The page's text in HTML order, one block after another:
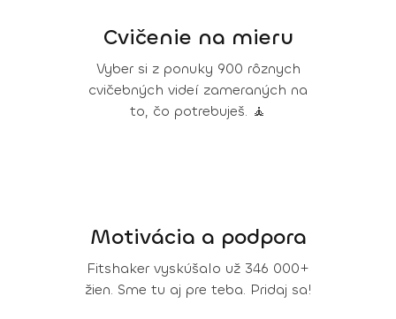
Cvičenie na mieru
Vyber si z ponuky 900 rôznych
cvičebných videí zameraných na
to, čo potrebuješ. 🧘
Motivácia a podpora
Fitshaker vyskúšalo už 346 000+
žien. Sme tu aj pre teba. Pridaj sa!